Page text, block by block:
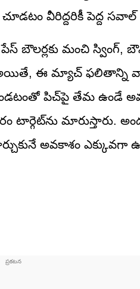
వీరిద్దరికీ పెద్ద సవాల్
బౌలర్లకు మంచి స్వింగ్,
అయితే, ఈ మ్యాచ్
పిచ్‌పై తేమ ఉండే
టార్గెట్‌ను మారుస్తారు.
అవకాశం ఎక్కువగా